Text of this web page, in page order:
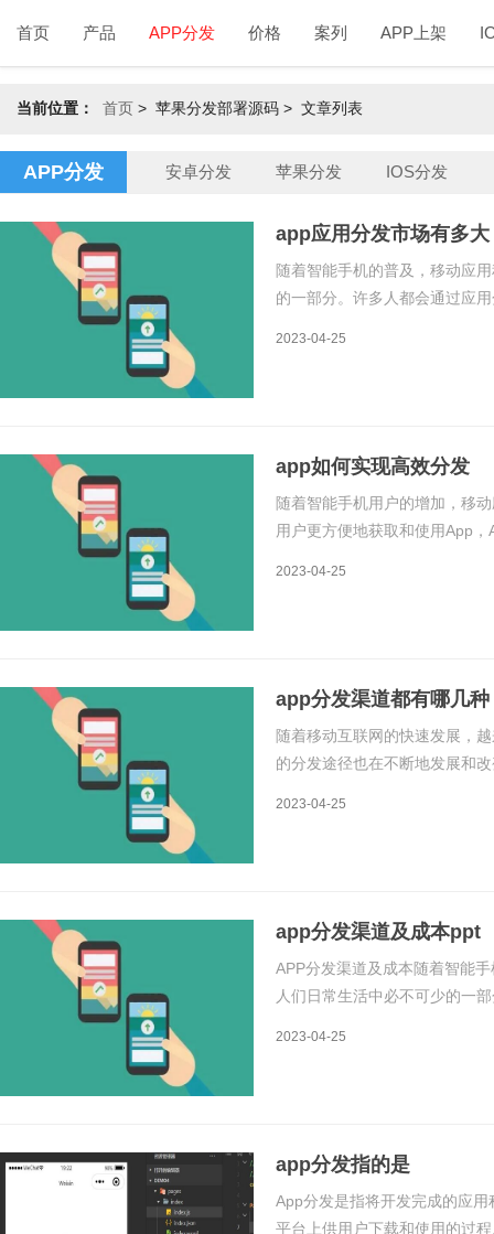
首页 产品 APP分发 价格 案列 APP上架
当前位置： 首页 > 苹果分发部署源码 > 文章列表
APP分发 安卓分发 苹果分发 IOS分发
app应用分发市场有多大
随着智能手机的普及，移动应
的一部分。许多人都会通过应
2023-04-25
app如何实现高效分发
随着智能手机用户的增加，移
用户更方便地获取和使用App
2023-04-25
app分发渠道都有哪几种
随着移动互联网的快速发展，
的分发途径也在不断地发展和
2023-04-25
app分发渠道及成本ppt
APP分发渠道及成本随着智能
人们日常生活中必不可少的一
2023-04-25
app分发指的是
App分发是指将开发完成的应
平台上供用户下载和使用的过